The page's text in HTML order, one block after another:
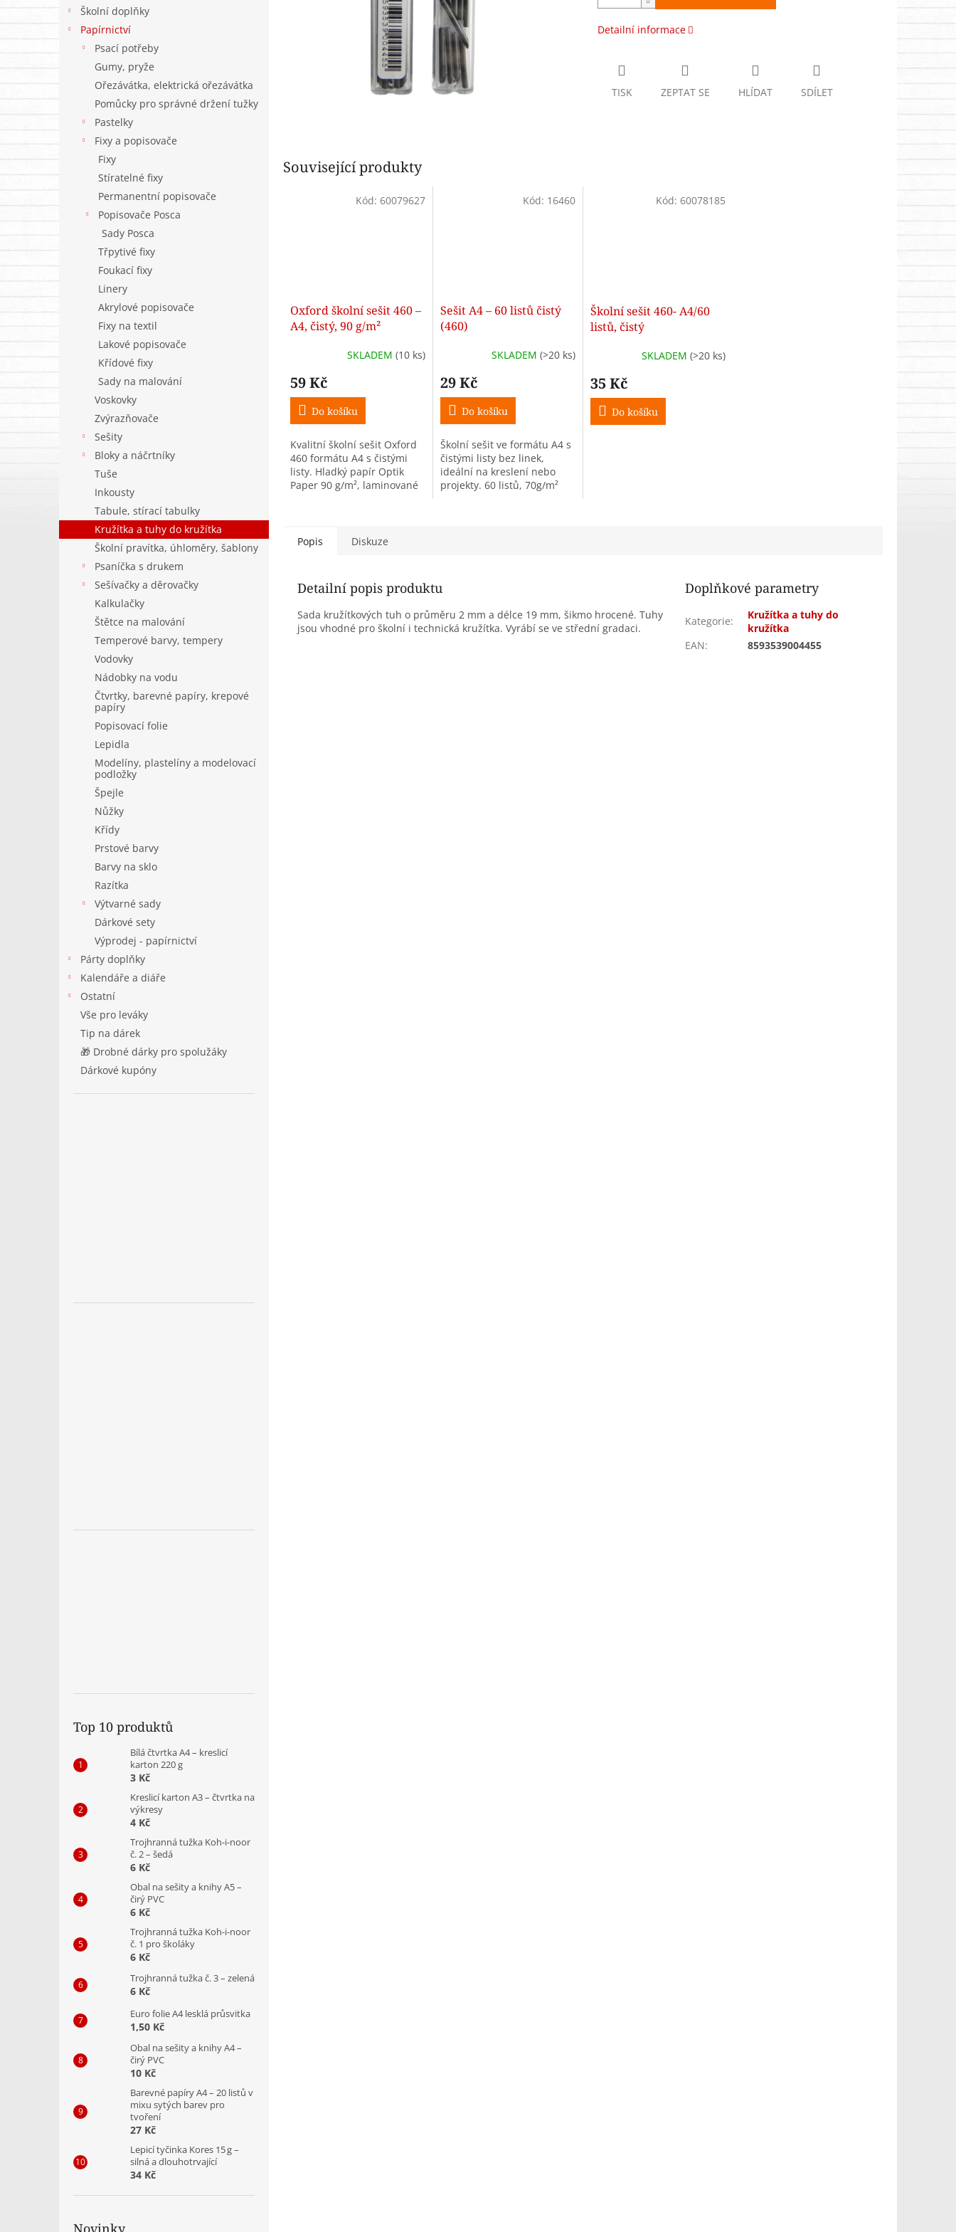
Školní doplňky
Papírnictví
Psací potřeby
Gumy, pryže
Ořezávátka, elektrická ořezávátka
Pomůcky pro správné držení tužky
Pastelky
Fixy a popisovače
Fixy
Stíratelné fixy
Permanentní popisovače
Popisovače Posca
Sady Posca
Třpytivé fixy
Foukací fixy
Linery
Akrylové popisovače
Fixy na textil
Lakové popisovače
Křídové fixy
Sady na malování
Voskovky
Zvýrazňovače
Sešity
Bloky a náčrtníky
Tuše
Inkousty
Tabule, stírací tabulky
Kružítka a tuhy do kružítka
Školní pravítka, úhloměry, šablony
Psaníčka s drukem
Sešívačky a děrovačky
Kalkulačky
Štětce na malování
Temperové barvy, tempery
Vodovky
Nádobky na vodu
Čtvrtky, barevné papíry, krepové
papíry
Popisovací folie
Lepidla
Modelíny, plastelíny a modelovací
podložky
Špejle
Nůžky
Křídy
Prstové barvy
Barvy na sklo
Razítka
Výtvarné sady
Dárkové sety
Výprodej - papírnictví
Párty doplňky
Kalendáře a diáře
Ostatní
Vše pro leváky
Tip na dárek
🎁 Drobné dárky pro spolužáky
Dárkové kupóny
Top 10 produktů
Bílá čtvrtka A4 – kreslicí
karton 220 g
3 Kč
Kreslicí karton A3 – čtvrtka na
výkresy
4 Kč
Trojhranná tužka Koh-i-noor
č. 2 – šedá
6 Kč
Obal na sešity a knihy A5 –
čirý PVC
6 Kč
Trojhranná tužka Koh-i-noor
č. 1 pro školáky
6 Kč
Trojhranná tužka č. 3 – zelená
6 Kč
Euro folie A4 lesklá průsvitka
1,50 Kč
Obal na sešity a knihy A4 –
čirý PVC
10 Kč
Barevné papíry A4 – 20 listů v
mixu sytých barev pro
tvoření
27 Kč
Lepicí tyčinka Kores 15 g –
silná a dlouhotrvající
34 Kč
Novinky
Detailní informace
TISK ZEPTAT SE HLÍDAT SDÍLET
Související produkty
Oxford školní sešit 460 –
A4, čistý, 90 g/m²
SKLADEM (10 ks)
59 Kč
Do košíku
Kvalitní školní sešit Oxford
460 formátu A4 s čistými
listy. Hladký papír Optik
Paper 90 g/m², laminované
Kód: 60079627
Sešit A4 – 60 listů čistý
(460)
SKLADEM (>20 ks)
29 Kč
Do košíku
Školní sešit ve formátu A4 s
čistými listy bez linek,
ideální na kreslení nebo
projekty. 60 listů, 70g/m²
Kód: 16460
Školní sešit 460- A4/60
listů, čistý
SKLADEM(>20 ks)
35 Kč
Do košíku
Kód:60078185
Popis Diskuze
Detailní popis produktu
Sada kružítkových tuh o průměru 2 mm a délce 19 mm, šikmo hrocené. Tuhy
jsou vhodné pro školní i technická kružítka. Vyrábí se ve střední gradaci.
Doplňkové parametry
Kategorie:
Kružítka a tuhy do
kružítka
EAN: 8593539004455